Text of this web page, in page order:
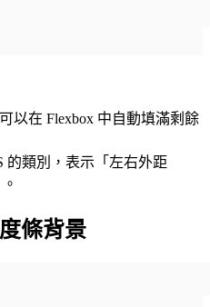
以在 Flexbox 中自動填滿剩餘
的類別，表示「左右外距
條背景